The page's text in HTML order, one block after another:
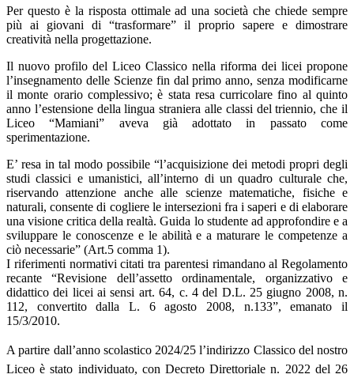
Per questo è la risposta ottimale ad una società che chiede sempre
più ai giovani di “trasformare” il proprio sapere e dimostrare
creatività nella progettazione.
Il nuovo profilo del Liceo Classico nella riforma dei licei propone
l’insegnamento delle Scienze fin dal primo anno, senza modificarne
il monte orario complessivo; è stata resa curricolare fino al quinto
anno l’estensione della lingua straniera alle classi del triennio, che il
Liceo “Mamiani” aveva già adottato in passato come
sperimentazione.
E’ resa in tal modo possibile “l’acquisizione dei metodi propri degli
studi classici e umanistici, all’interno di un quadro culturale che,
riservando attenzione anche alle scienze matematiche, fisiche e
naturali, consente di cogliere le intersezioni fra i saperi e di elaborare
una visione critica della realtà. Guida lo studente ad approfondire e a
sviluppare le conoscenze e le abilità e a maturare le competenze a
ciò necessarie” (Art.5 comma 1).
I riferimenti normativi citati tra parentesi rimandano al Regolamento
recante “Revisione dell’assetto ordinamentale, organizzativo e
didattico dei licei ai sensi art. 64, c. 4 del D.L. 25 giugno 2008, n.
112, convertito dalla L. 6 agosto 2008, n.133”, emanato il
15/3/2010.
A partire dall’anno scolastico 2024/25 l’indirizzo Classico del nostro
Liceo è stato individuato, con Decreto Direttoriale n. 2022 del 26